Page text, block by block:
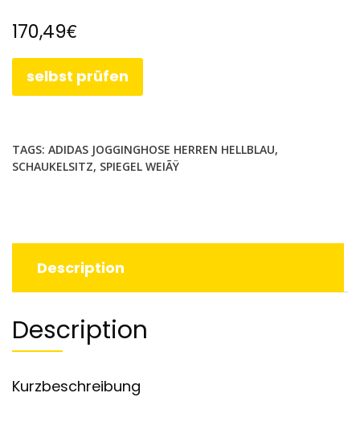
170,49€
selbst prüfen
TAGS: ADIDAS JOGGINGHOSE HERREN HELLBLAU,
SCHAUKELSITZ, SPIEGEL WEIÃŸ
Description
Description
Kurzbeschreibung